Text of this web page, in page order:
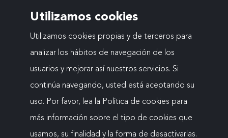
Utilizamos cookies
Utilizamos cookies propias y de terceros para
analizar los hábitos de navegación de los
usuarios y mejorar así nuestros servicios. Si
continúa navegando, usted está aceptando su
uso. Por favor, lea la Política de cookies para
más información sobre el tipo de cookies que
usamos, su finalidad y la forma de desactivarlas.
principal
Ediciones anteriores
Actualidad
Contacto
Menú
Mapa web
Aviso legal